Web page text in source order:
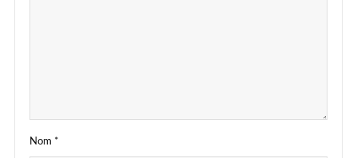
Nom *